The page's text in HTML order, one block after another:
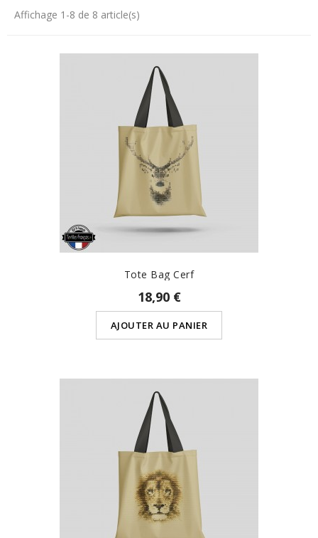
Affichage 1-8 de 8 article(s)
Tote Bag Cerf
18,90 €
AJOUTER AU PANIER